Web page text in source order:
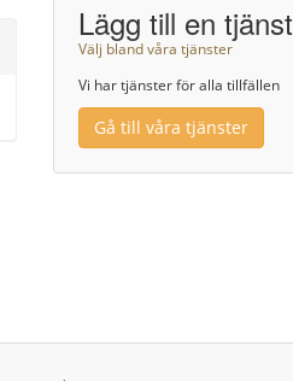
Lägg till en tjänst
Välj bland våra tjänster
Vi har tjänster för alla tillfällen
Gå till våra tjänster